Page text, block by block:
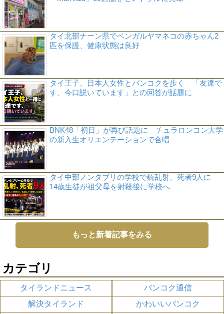
タイ北部ナーン県でベンガルヤマネコの赤ちゃん2
匹を保護、健康状態は良好
タイ王子、日本人女性とバンコクを歩く 「友達で
す、今口説いています」との回答が話題に
BNK48「初日」が再び話題に チュラロンコン大学
の新入生オリエンテーションで合唱
タイ中部ノンタブリの学校で銃乱射、死者9人に
14歳生徒が祖父母を射殺後に学校へ
もっと新着記事をみる
カテゴリ
タイランドニュース
バンコク通信
解決タイランド
かわいいバンコク